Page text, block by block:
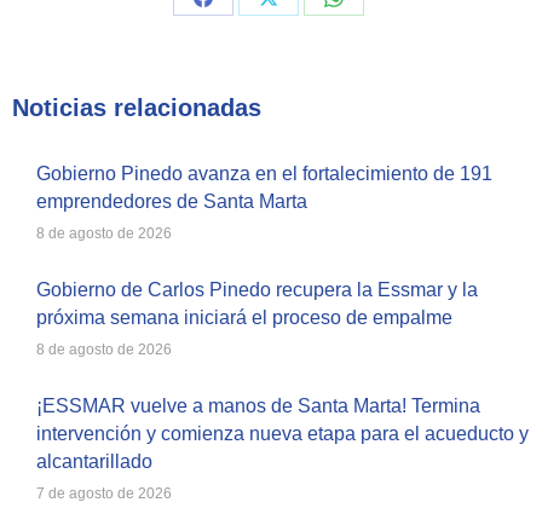
Share
Share
Share
Noticias relacionadas
Gobierno Pinedo avanza en el fortalecimiento de 191
emprendedores de Santa Marta
8 de agosto de 2026
Gobierno de Carlos Pinedo recupera la Essmar y la
próxima semana iniciará el proceso de empalme
8 de agosto de 2026
¡ESSMAR vuelve a manos de Santa Marta! Termina
intervención y comienza nueva etapa para el acueducto y
alcantarillado
7 de agosto de 2026